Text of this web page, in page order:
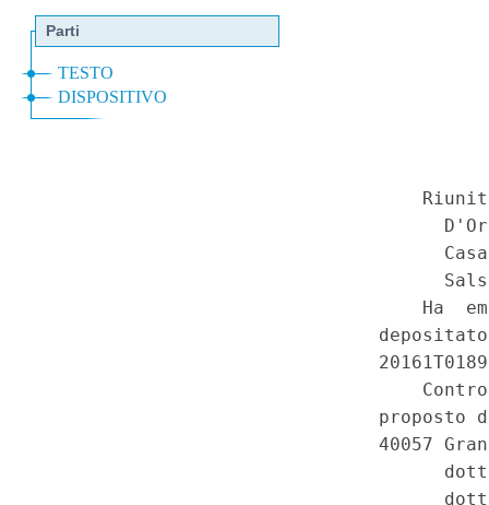
concernenti l'imposta di
dall'art. 1, comma 87, lettera
legge 27 dicembre 2017, n.
Imposta di registro -
lettera a), della legge n. 205
interpretazione autentica
disposizioni concernenti
Legge 30 dicembre 2018, n.
dello Stato per l'anno
pluriennale per il triennio